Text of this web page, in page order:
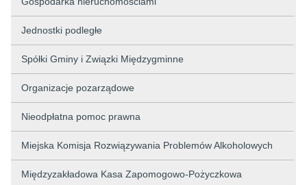
Jednostki podległe
Spółki Gminy i Związki Międzygminne
Organizacje pozarządowe
Nieodpłatna pomoc prawna
Miejska Komisja Rozwiązywania Problemów Alkoholowych
Międzyzakładowa Kasa Zapomogowo-Pożyczkowa